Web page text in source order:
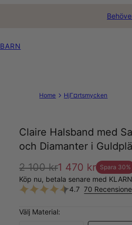
BARN
Home HjГ¤rtsmycken
Claire Halsband med
och Diamanter i
2 100 kr1 470 kr Spara 30%
Köp nu, betala senare med
4.7 70
Välj Material: